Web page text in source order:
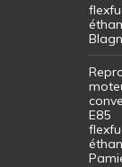
E85